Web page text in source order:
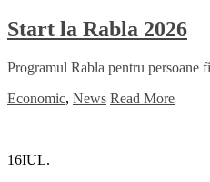
Start la Rabla 2026
Programul Rabla pentru persoane
Economic, News Read More
16IUL.